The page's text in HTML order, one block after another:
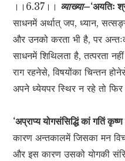
।।6.37।। व्याख्या–‘अयतिः
साधनमें अर्थात् जप, ध्यान,
और उनको करता भी है, पर
साधनमें शिथिलता है, तत्परता
राग रहनेसे, विषयोंका चिन्तन
अपने ध्येयपर स्थिर न रहे तो फिर
‘अप्राप्य योगसंसिद्धिं कां गतिं
कारण अन्तकालमें जिसका मन
और इस कारण उसको योगकी